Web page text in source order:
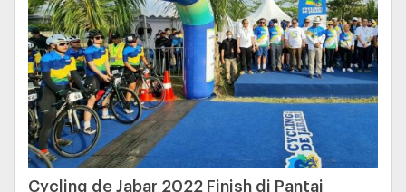
Cycling de Jabar 2022 Finish di Pantai